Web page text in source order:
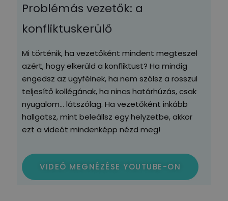
Problémás vezetők: a
konfliktuskerülő
Mi történik, ha vezetőként mindent megteszel
azért, hogy elkerüld a konfliktust? Ha mindig
engedsz az ügyfélnek, ha nem szólsz a rosszul
teljesítő kollégának, ha nincs határhúzás, csak
nyugalom… látszólag. Ha vezetőként inkább
hallgatsz, mint beleállsz egy helyzetbe, akkor
ezt a videót mindenképp nézd meg!
VIDEÓ MEGNÉZÉSE YOUTUBE-ON